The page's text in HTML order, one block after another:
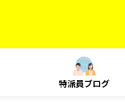
特派員ブログ